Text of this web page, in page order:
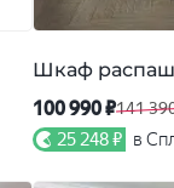
Шкаф
100 990 ₽141
25 248 ₽ в